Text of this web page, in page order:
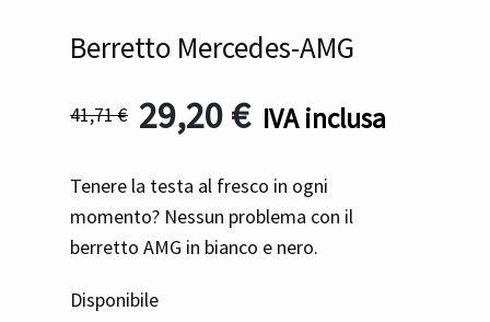
Berretto Mercedes-AMG
41,71€ 29,20€ IVA inclusa
Tenere la testa al fresco in ogni
momento? Nessun problema con il
berretto AMG in bianco e nero.
Disponibile